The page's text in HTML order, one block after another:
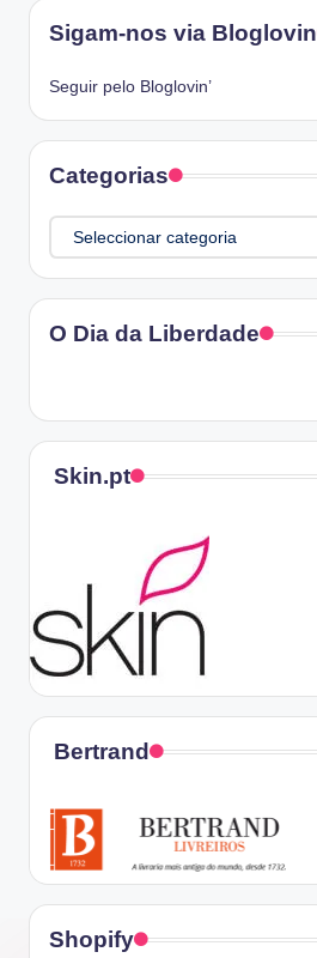
Sigam-nos via Bloglovin
Seguir pelo Bloglovin’
Categorias
Categorias
O Dia da Liberdade
Skin.pt
Bertrand
Shopify